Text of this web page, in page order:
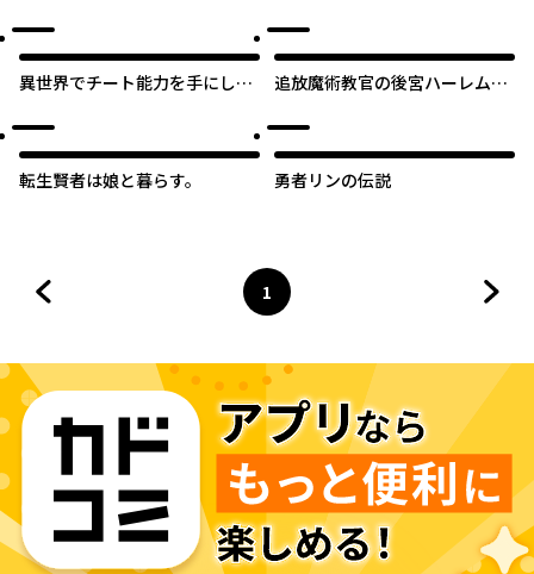
異世界でチート能力を手にした
ガールズサイド ～華麗なる乙
女たちの冒険は世界を変えた～
追放魔術教官の後宮ハーレム生
転生賢者は娘と暮らす。 勇者リンの伝説
ページ
1
へ